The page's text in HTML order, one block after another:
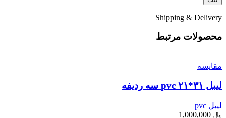
Shipping & Delivery
محصولات مرتبط
مقایسه
لیبل ۳۱*۲۱ pvc سه ردیفه
لیبل pvc
﷼